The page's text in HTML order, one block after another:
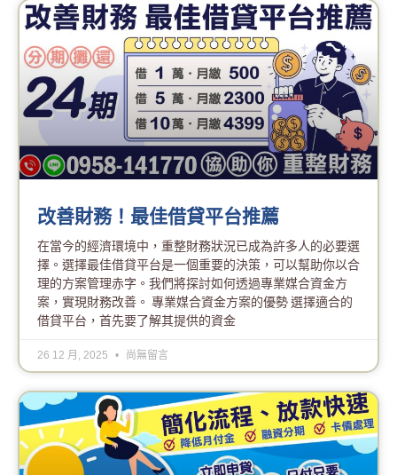
改善財務！最佳借貸平台推薦
在當今的經濟環境中，重整財務狀況已成為許多人的必要選
擇。選擇最佳借貸平台是一個重要的決策，可以幫助你以合
理的方案管理赤字。我們將探討如何透過專業媒合資金方
案，實現財務改善。 專業媒合資金方案的優勢 選擇適合的
借貸平台，首先要了解其提供的資金
26 12 月, 2025 尚無留言